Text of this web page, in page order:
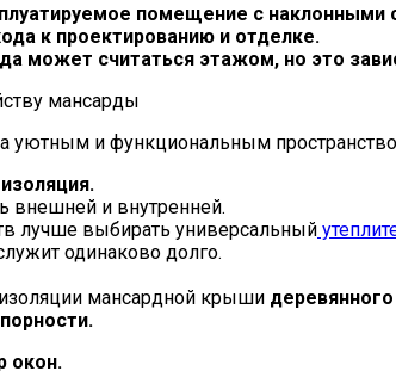
помещение с наклонными
к проектированию и отделке.
может считаться этажом, но это
уютным и функциональным
внешней и внутренней.
лучше выбирать универсальный
одинаково долго.
мансардной крыши
окон.